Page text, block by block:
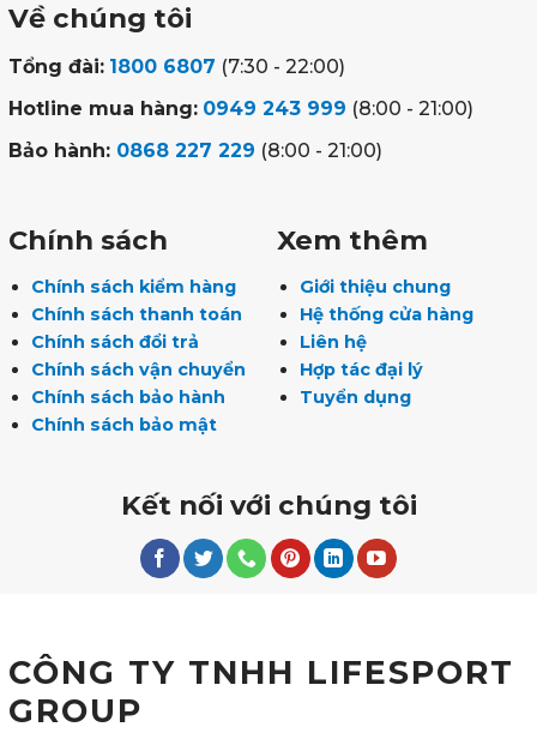
Về chúng tôi
Tổng đài: 1800 6807 (7:30 - 22:00)
Hotline mua hàng: 0949 243 999 (8:00 - 21:00)
Bảo hành: 0868 227 229 (8:00 - 21:00)
Chính sách
Chính sách kiểm hàng
Chính sách thanh toán
Chính sách đổi trả
Chính sách vận chuyển
Chính sách bảo hành
Chính sách bảo mật
Xem thêm
Giới thiệu chung
Hệ thống cửa hàng
Liên hệ
Hợp tác đại lý
Tuyển dụng
Kết nối với chúng tôi
CÔNG TY TNHH LIFESPORT
GROUP